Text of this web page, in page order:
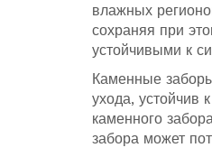
влажных
сохраняя при
устойчивыми к
Каменные
ухода, устойчив
каменного
забора может